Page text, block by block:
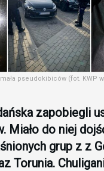
pseudokibiców (fot. KWP
zapobiegli
Miało do niej
grup z z
Torunia.